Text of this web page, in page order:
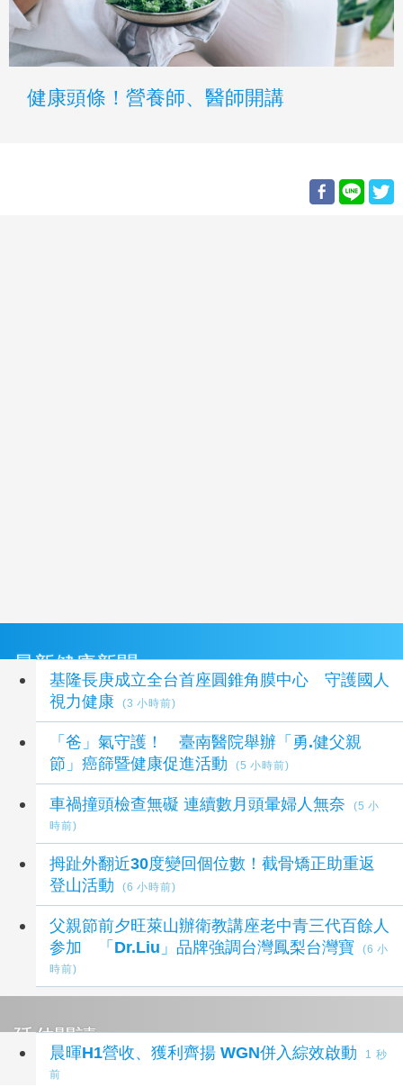
健康頭條！營養師、醫師開講
最新健康新聞
基隆長庚成立全台首座圓錐角膜中心 守護國人
視力健康
(3 小時前)
「爸」氣守護！ 臺南醫院舉辦「勇.健父親
節」癌篩暨健康促進活動
(5 小時前)
車禍撞頭檢查無礙 連續數月頭暈婦人無奈
(5 小
時前)
拇趾外翻近30度變回個位數！截骨矯正助重返
登山活動
(6 小時前)
父親節前夕旺萊山辦衛教講座老中青三代百餘人
参加 「Dr.Liu」品牌強調台灣鳳梨台灣寶
(6 小
時前)
延伸閱讀
晨暉H1營收、獲利齊揚 WGN併入綜效啟動
1 秒
前